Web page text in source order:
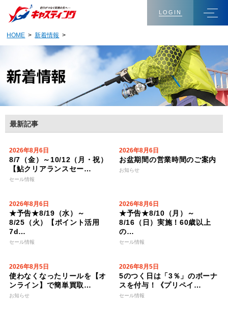
LOGIN
HOME >新着情報 >
最新記事
2026年8月6日
8/7（金）～10/12（月・祝）
【鮎クリアランスセー…
セール情報
2026年8月6日
お盆期間の営業時間のご案内
お知らせ
2026年8月6日
★予告★8/19（水）～
8/25（火）【ポイント活用
7d…
セール情報
2026年8月6日
★予告★8/10（月）～
8/16（日）実施！60歳以上
の…
セール情報
2026年8月5日
使わなくなったリールを【オ
ンライン】で簡単買取…
お知らせ
2026年8月5日
5のつく日は「3％」のボーナ
スを付与！《プリペイ…
セール情報